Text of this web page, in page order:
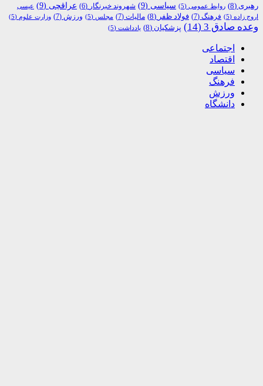
رهبری (8) روابط عمومی (5) سیاسی (9) شهروند خبرنگار (6) عراقچی (9)
عیسی
اروج زاده (5) فرهنگ (7) فولاد ظفر (8) مالیات (7) مجلس (5) ورزش (7) وزارت علوم (5)
وعده صادق 3 (14) پزشکیان (8) یادداشت (5)
اجتماعی
اقتصاد
سیاسی
فرهنگ
ورزش
دانشگاه